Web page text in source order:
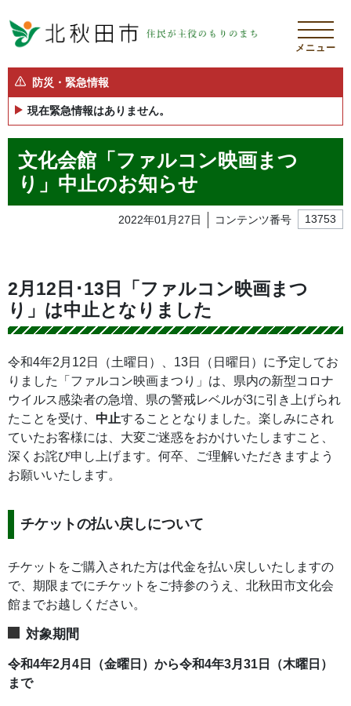
メニュー
防災・緊急情報
現在緊急情報はありません。
文化会館「ファルコン映画まつ
り」中止のお知らせ
2022年01月27日 コンテンツ番号 13753
2月12日･13日「ファルコン映画まつ
り」は中止となりました
令和4年2月12日（土曜日）、13日（日曜日）に予定してお
りました「ファルコン映画まつり」は、県内の新型コロナ
ウイルス感染者の急増、県の警戒レベルが3に引き上げられ
たことを受け、 中止することとなりました。楽しみにされ
ていたお客様には、大変ご迷惑をおかけいたしますこと、
深くお詫び申し上げます。何卒、ご理解いただきますよう
お願いいたします。
チケットの払い戻しについて
チケットをご購入された方は代金を払い戻しいたしますの
で、期限までにチケットをご持参のうえ、北秋田市文化会
館までお越しください。
対象期間
令和4年2月4日（金曜日）から令和4年3月31日（木曜日）
まで